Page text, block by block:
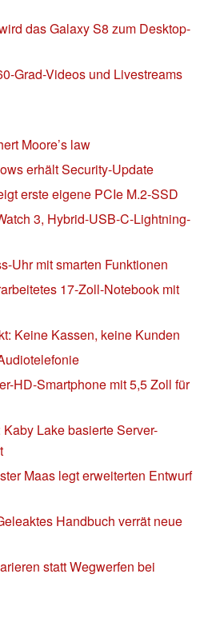
das Galaxy S8 zum Desktop-
Grad-Videos und Livestreams
Moore’s law
erhält Security-Update
erste eigene PCIe M.2-SSD
3, Hybrid-USB-C-Lightning-
Uhr mit smarten Funktionen
17-Zoll-Notebook mit
Keine Kassen, keine Kunden
HD-Smartphone mit 5,5 Zoll für
Lake basierte Server-
Maas legt erweiterten Entwurf
Handbuch verrät neue
statt Wegwerfen bei